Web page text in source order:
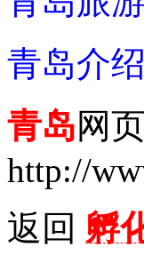
青岛介绍
青岛网
http://
返回 孵